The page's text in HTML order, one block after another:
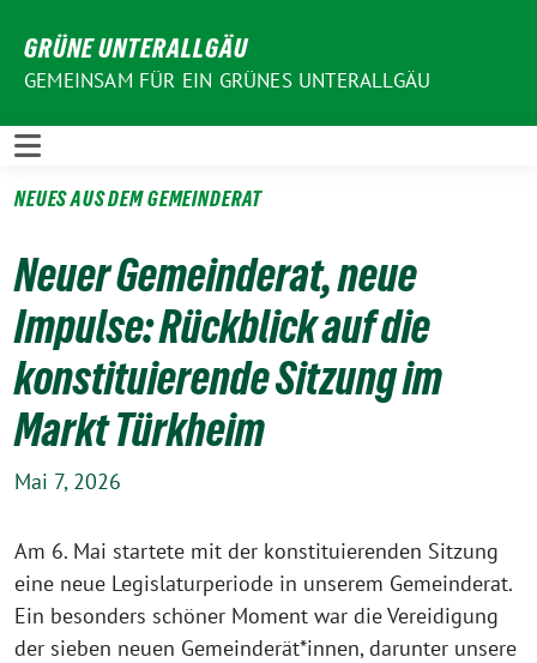
zum
Inhalt
GRÜNE UNTERALLGÄU
GEMEINSAM FÜR EIN GRÜNES UNTERALLGÄU
NEUES AUS DEM GEMEINDERAT
Neuer Gemeinderat, neue
Impulse: Rückblick auf die
konstituierende Sitzung im
Markt Türkheim
Mai 7, 2026
Am 6. Mai startete mit der konstituierenden Sitzung
eine neue Legislaturperiode in unserem Gemeinderat.
Ein besonders schöner Moment war die Vereidigung
der sieben neuen Gemeinderät*innen, darunter unsere